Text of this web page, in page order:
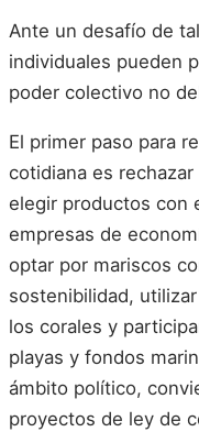
Ante un desafío de
individuales pueden
poder colectivo no
El primer paso para
cotidiana es
elegir productos con
empresas de
optar por mariscos
sostenibilidad,
los corales y
playas y fondos
ámbito político,
proyectos de ley de